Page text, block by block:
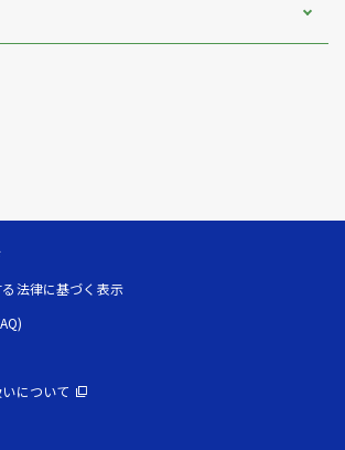
法律に基づく表示
について